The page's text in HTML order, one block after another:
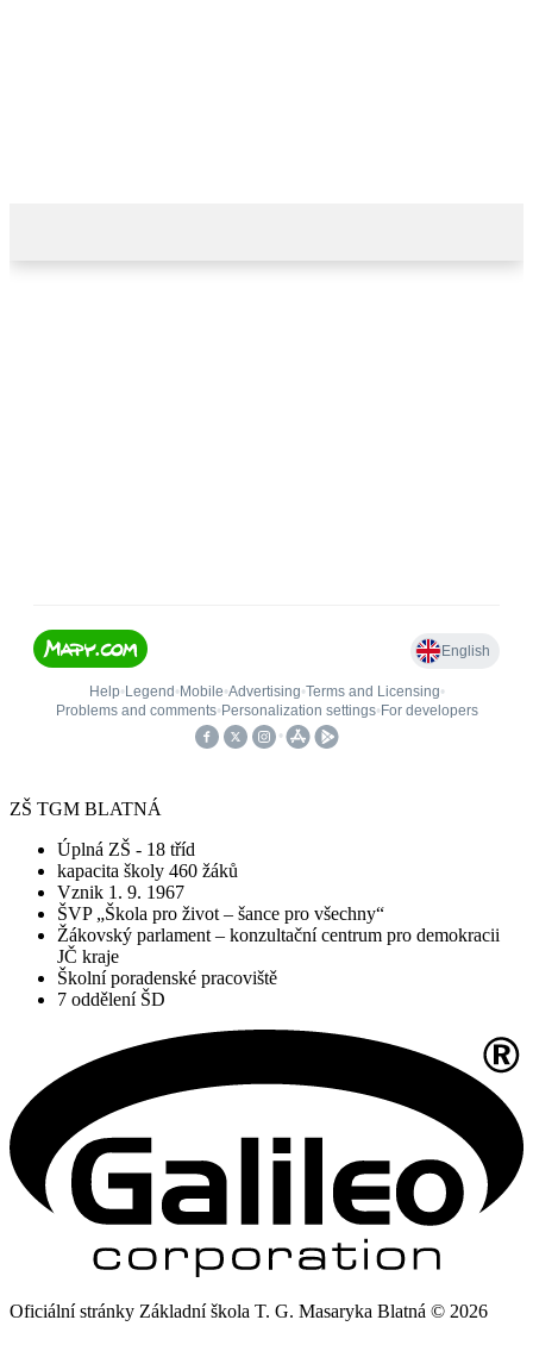
ZŠ TGM BLATNÁ
Úplná ZŠ - 18 tříd
kapacita školy 460 žáků
Vznik 1. 9. 1967
ŠVP „Škola pro život – šance pro všechny“
Žákovský parlament – konzultační centrum pro demokracii
JČ kraje
Školní poradenské pracoviště
7 oddělení ŠD
Oficiální stránky Základní škola T. G. Masaryka Blatná © 2026